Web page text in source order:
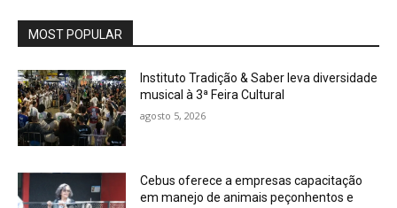
MOST POPULAR
Instituto Tradição & Saber leva diversidade
musical à 3ª Feira Cultural
agosto 5, 2026
Cebus oferece a empresas capacitação
em manejo de animais peçonhentos e